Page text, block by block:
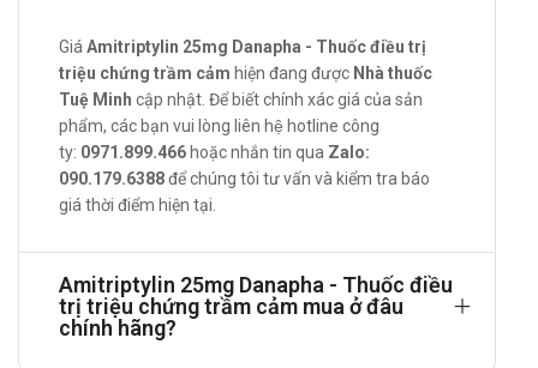
Theo sự chỉ định của thầy thuốc hoặc liều trung bình là :
Liều ban đầu cho người bệnh ngoại trú: 75 mg/ngày, chia
vài lần. Nếu cần có thể tăng tới 150 mg/ngày. Liều tăng
được ưu tiên dùng buổi chiều hoặc buổi tối.
Liều duy trì ngoại trú: 50 - 100 mg/ngày. Với người bệnh
thể trạng tốt, dưới 60 tuổi, liều có thể tăng lên đến 150
mg/ngày, uống một lần vào buổi tối. Tuy nhiên liều 24 - 40
mg/ngày có thể đủ cho một số người bệnh. Khi đã tác
dụng đầy đủ và tình trạng người bệnh đã được cải thiện,
nên giảm liều xuống đến liều thấp nhất có thể được để duy
Giá Amitriptylin 25mg Danapha - Thuốc điều trị
triệu chứng trầm cảm hiện đang được Nhà thuốc
Tuệ Minh cập nhật. Để biết chính xác giá của sản
phẩm, các bạn vui lòng liên hệ hotline công
ty: 0971.899.466 hoặc nhắn tin qua Zalo:
090.179.6388để chúng tôi tư vấn và kiểm tra báo
giá thời điểm hiện tại.
Amitriptylin 25mg Danapha - Thuốc điều
trị triệu chứng trầm cảm mua ở đâu
chính hãng?